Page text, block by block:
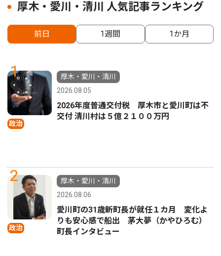
厚木・愛川・清川 人気記事ランキング
前日 1週間 1か月
1
政治
厚木・愛川・清川
2026.08.05
2026年度普通交付税 厚木市と愛川町は不
交付 清川村は５億２１００万円
2
政治
厚木・愛川・清川
2026.08.06
愛川町の31歳新町長が就任１カ月 変化よ
りも安心感で船出 茅大夢（かやひろむ）
町長インタビュー